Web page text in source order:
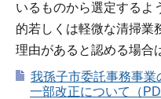
いるものから選定するよ
的若しくは軽微な清掃業
理由があると認める場合
我孫子市委託事務事
一部改正について（